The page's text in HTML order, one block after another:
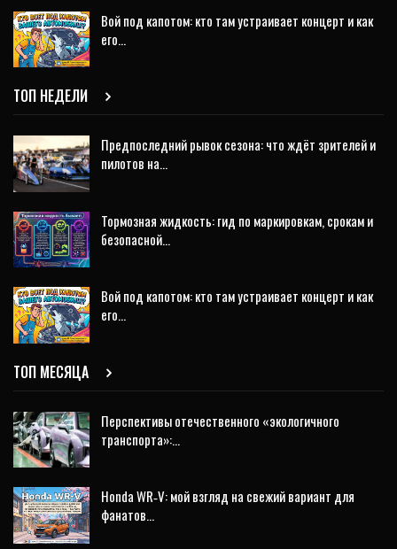
Вой под капотом: кто там устраивает концерт и как
его…
ТОП НЕДЕЛИ
Предпоследний рывок сезона: что ждёт зрителей и
пилотов на…
Тормозная жидкость: гид по маркировкам, срокам и
безопасной…
Вой под капотом: кто там устраивает концерт и как
его…
ТОП МЕСЯЦА
Перспективы отечественного «экологичного
транспорта»:…
Honda WR‑V: мой взгляд на свежий вариант для
фанатов…